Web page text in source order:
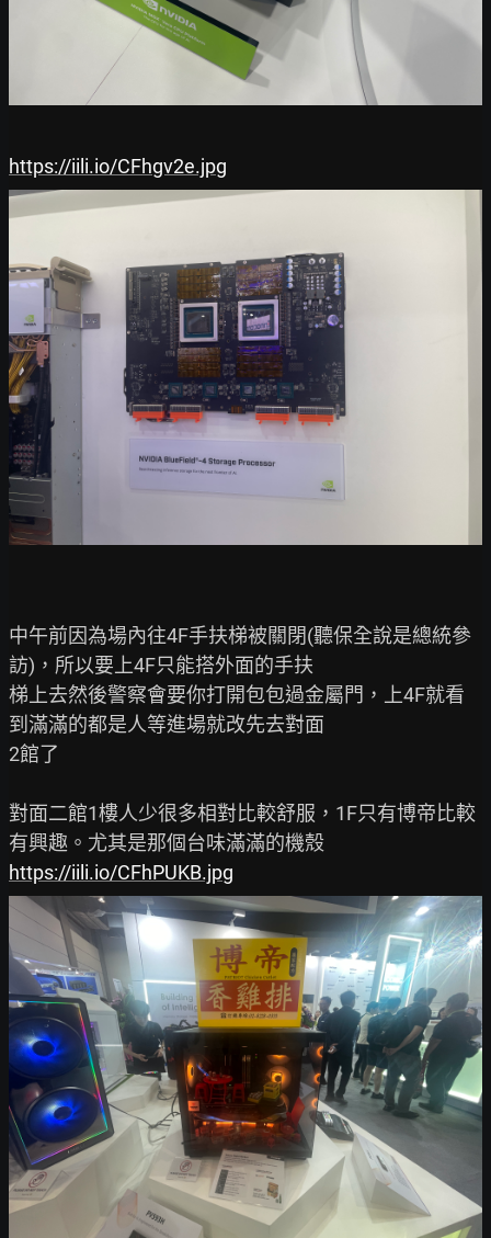
https://iili.io/CFhgv2e.jpg
中午前因為場內往4F手扶梯被關閉(聽保全說是總統參
訪)，所以要上4F只能搭外面的手扶
梯上去然後警察會要你打開包包過金屬門，上4F就看
到滿滿的都是人等進場就改先去對面
2館了
對面二館1樓人少很多相對比較舒服，1F只有博帝比較
https://iili.io/CFhPUKB.jpg